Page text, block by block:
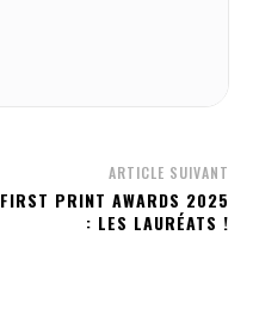
ARTICLE SUIVANT
FIRST PRINT AWARDS 2025
: LES LAURÉATS !